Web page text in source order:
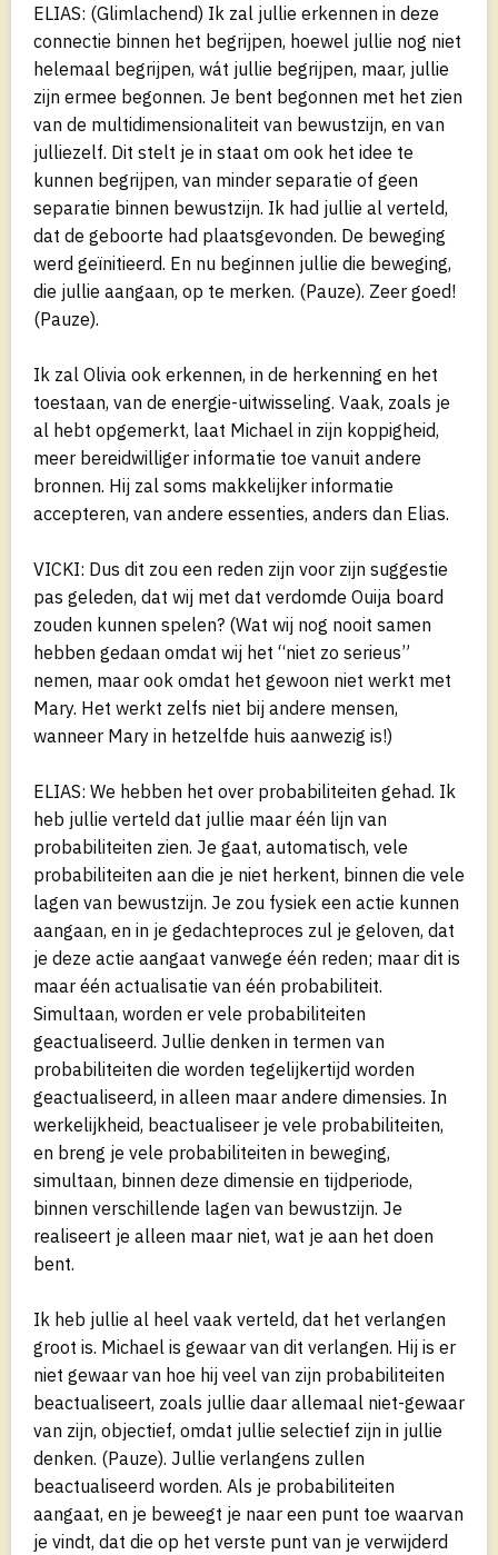
ELIAS: (Glimlachend) Ik zal jullie erkennen in deze
connectie binnen het begrijpen, hoewel jullie nog niet
helemaal begrijpen, wát jullie begrijpen, maar, jullie
zijn ermee begonnen. Je bent begonnen met het zien
van de multidimensionaliteit van bewustzijn, en van
julliezelf. Dit stelt je in staat om ook het idee te
kunnen begrijpen, van minder separatie of geen
separatie binnen bewustzijn. Ik had jullie al verteld,
dat de geboorte had plaatsgevonden. De beweging
werd geïnitieerd. En nu beginnen jullie die beweging,
die jullie aangaan, op te merken. (Pauze). Zeer goed!
(Pauze).
Ik zal Olivia ook erkennen, in de herkenning en het
toestaan, van de energie-uitwisseling. Vaak, zoals je
al hebt opgemerkt, laat Michael in zijn koppigheid,
meer bereidwilliger informatie toe vanuit andere
bronnen. Hij zal soms makkelijker informatie
accepteren, van andere essenties, anders dan Elias.
VICKI: Dus dit zou een reden zijn voor zijn suggestie
pas geleden, dat wij met dat verdomde Ouija board
zouden kunnen spelen? (Wat wij nog nooit samen
hebben gedaan omdat wij het “niet zo serieus”
nemen, maar ook omdat het gewoon niet werkt met
Mary. Het werkt zelfs niet bij andere mensen,
wanneer Mary in hetzelfde huis aanwezig is!)
ELIAS: We hebben het over probabiliteiten gehad. Ik
heb jullie verteld dat jullie maar één lijn van
probabiliteiten zien. Je gaat, automatisch, vele
probabiliteiten aan die je niet herkent, binnen die vele
lagen van bewustzijn. Je zou fysiek een actie kunnen
aangaan, en in je gedachteproces zul je geloven, dat
je deze actie aangaat vanwege één reden; maar dit is
maar één actualisatie van één probabiliteit.
Simultaan, worden er vele probabiliteiten
geactualiseerd. Jullie denken in termen van
probabiliteiten die worden tegelijkertijd worden
geactualiseerd, in alleen maar andere dimensies. In
werkelijkheid, beactualiseer je vele probabiliteiten,
en breng je vele probabiliteiten in beweging,
simultaan, binnen deze dimensie en tijdperiode,
binnen verschillende lagen van bewustzijn. Je
realiseert je alleen maar niet, wat je aan het doen
bent.
Ik heb jullie al heel vaak verteld, dat het verlangen
groot is. Michael is gewaar van dit verlangen. Hij is er
niet gewaar van hoe hij veel van zijn probabiliteiten
beactualiseert, zoals jullie daar allemaal niet-gewaar
van zijn, objectief, omdat jullie selectief zijn in jullie
denken. (Pauze). Jullie verlangens zullen
beactualiseerd worden. Als je probabiliteiten
aangaat, en je beweegt je naar een punt toe waarvan
je vindt, dat die op het verste punt van je verwijderd